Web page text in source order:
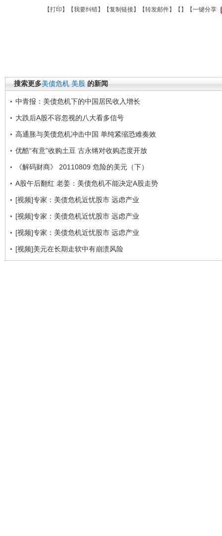
【打印 】【我要纠错】【复制链接】【转发邮件】【 】 【一键分享
搜索更多美债危机 美股 的新闻
中青报：美债危机下的中国居民收入增长
大跌后A股不容忽视的八大看多信号
高通胀与美债危机冲击中国 单纯紧缩恐难奏效
优酷“有意”收购土豆 古永锵对收购态度开放
《解码财商》 20110809 危险的美元（下）
A股午后翻红 老姜：美债危机不能决定A股走势
[视频]专家：美债危机近忧股市 远虑产业
[视频]专家：美债危机近忧股市 远虑产业
[视频]专家：美债危机近忧股市 远虑产业
[视频]美元在长期走软中有崩溃风险